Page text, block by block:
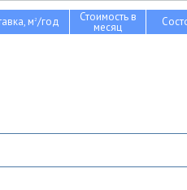
м2/год Стоимость в
месяц